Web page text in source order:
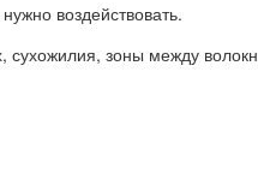
воздействовать.
сухожилия, зоны между